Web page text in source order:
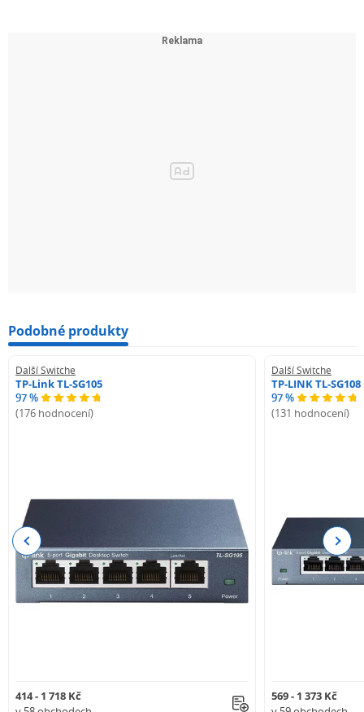
Podobné produkty
Další Switche
TP-Link TL-SG105
97 %
(176 hodnocení)
414 - 1 718 Kč
Další Switche
TP-LINK TL-SG108
97 %
(131 hodnocení)
569 - 1 373 Kč
Previous Next